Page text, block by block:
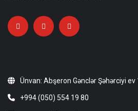
Ünvan: Abşeron Gənclər Şəhərciyi ev
+994 (050) 554 19 80